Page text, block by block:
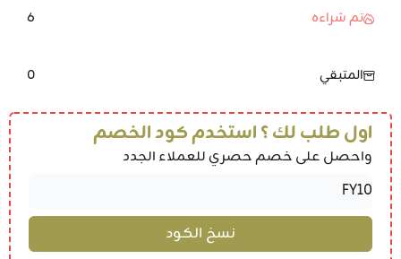
تم شراءه 6
المتبقي 0
اول طلب لك ؟ استخدم كود الخصم
واحصل على خصم حصري للعملاء الجدد